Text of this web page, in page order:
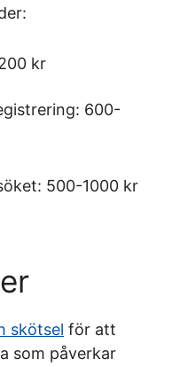
kr
600-
500-1000 kr
skötsel för att
som påverkar